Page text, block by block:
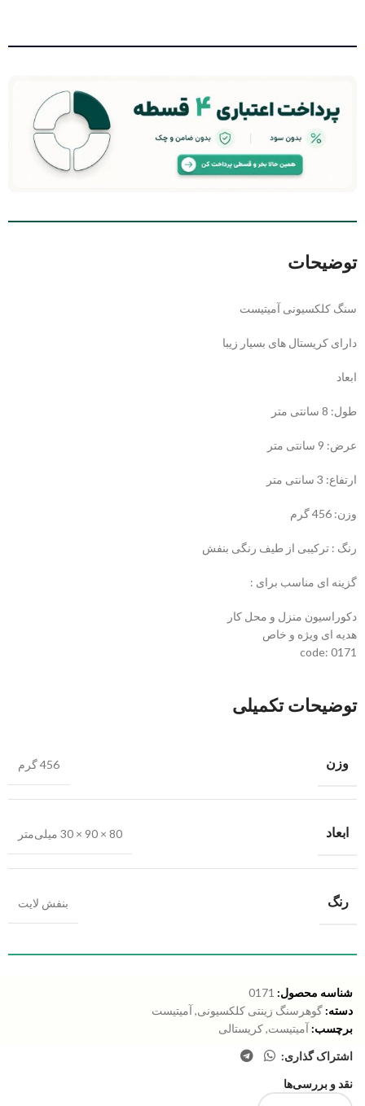
توضیحات
سنگ کلکسیونی آمیتیست
دارای کریستال های بسیار زیبا
ابعاد
طول: 8 سانتی متر
عرض: 9 سانتی متر
ارتفاع: 3 سانتی متر
وزن: 456 گرم
رنگ : ترکیبی از طیف رنگی بنفش
گزینه ای مناسب برای :
دکوراسیون منزل و محل کار
هدیه ای ویژه و خاص
code: 0171
توضیحات تکمیلی
وزن 456 گرم
ابعاد 80 × 90 × 30 میلی‌متر
رنگ بنفش لایت
شناسه محصول: 0171
دسته: گوهرسنگ زینتی کلکسیونی,آمیتیست
برچسب: آمیتیست,کریستالی
اشتراک گذاری:
نقد و بررسی‌ها